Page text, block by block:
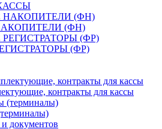
(ФН)
(ФР)
контракты для кассы